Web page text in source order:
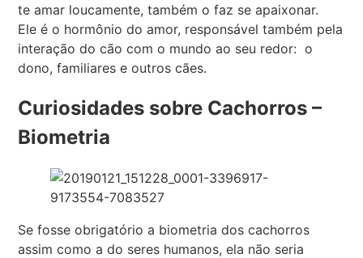
te amar loucamente, também o faz se apaixonar.
Ele é o hormônio do amor, responsável também pela
interação do cão com o mundo ao seu redor: o
dono, familiares e outros cães.
Curiosidades sobre Cachorros –
Biometria
Se fosse obrigatório a biometria dos cachorros
assim como a do seres humanos, ela não seria